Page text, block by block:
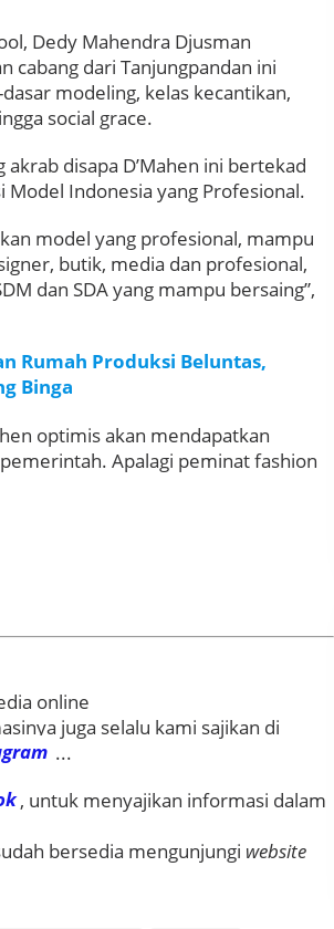
Dedy Mahendra Djusman
cabang dari Tanjungpandan ini
modeling, kelas kecantikan,
social grace.
disapa D’Mahen ini bertekad
Model Indonesia yang Profesional.
model yang profesional, mampu
butik, media dan profesional,
dan SDA yang mampu bersaing”,
Rumah Produksi Beluntas,
Binga
optimis akan mendapatkan
Apalagi peminat fashion
online
juga selalu kami sajikan di
...
, untuk menyajikan informasi dalam
bersedia mengunjungi website